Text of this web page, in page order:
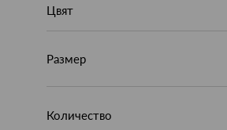
Цвят
Размер
Количество